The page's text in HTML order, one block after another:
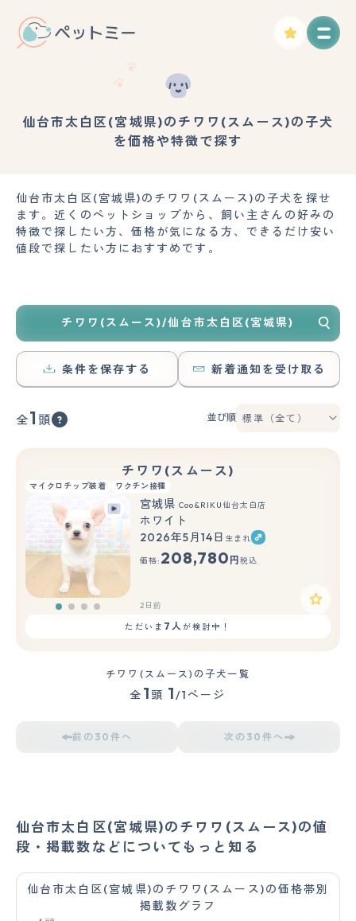
仙台市太白区(宮城県)のチワワ(スムース)の子犬
を価格や特徴で探す
仙台市太白区(宮城県)のチワワ(スムース)の子犬を探せ
ます。近くのペットショップから、飼い主さんの好みの
特徴で探したい方、価格が気になる方、できるだけ安い
値段で探したい方におすすめです。
チワワ(スムース)/仙台市太白区(宮城県)
条件を保存する 新着通知を受け取る
全1 頭 並び順
チワワ(スムース)
マイクロチップ装着 ワクチン接種
宮城県 Coo&RIKU仙台太白店
ホワイト
2026年5月14日 生まれ
価格: 208,780 円 税込
2日前
ただいま 7人が検討中！
チワワ(スムース)の子犬一覧
全 1 頭 1/1ページ
前の30件へ 次の30件へ
仙台市太白区(宮城県)のチワワ(スムース)の値
段・掲載数などについてもっと知る
仙台市太白区(宮城県)のチワワ(スムース)の価格帯別
掲載数グラフ